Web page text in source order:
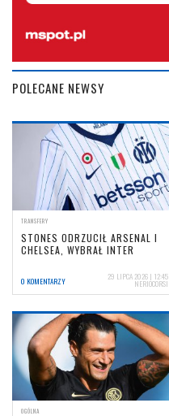
POLECANE NEWSY
TRANSFERY
STONES ODRZUCIŁ ARSENAL I
CHELSEA, WYBRAŁ INTER
0 KOMENTARZY 29 LIPCA 2026 | 12:45
NERIOCORSI
OGÓLNA